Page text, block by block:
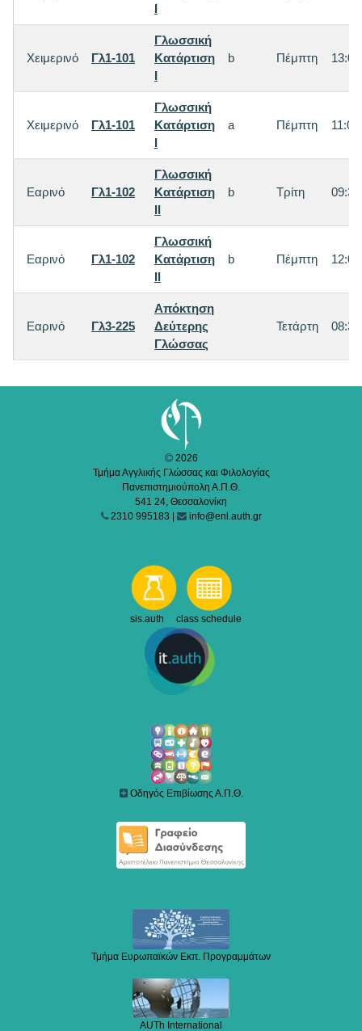
I
Χειμερινό Γλ1-101
Γλωσσική
Κατάρτιση
I
b Πέμπτη 13:00
Χειμερινό Γλ1-101
Γλωσσική
Κατάρτιση
I
a Πέμπτη 11:00
Εαρινό Γλ1-102
Γλωσσική
Κατάρτιση
IΙ
b Τρίτη 09:30
Εαρινό Γλ1-102
Γλωσσική
Κατάρτιση
IΙ
b Πέμπτη 12:00
Εαρινό Γλ3-225
Aπόκτηση
Δεύτερης
Γλώσσας
Τετάρτη 08:30
2026
Τμήμα Αγγλικής Γλώσσας και Φιλολογίας
Πανεπιστημιούπολη Α.Π.Θ.
541 24, Θεσσαλονίκη
2310 995183 |
info@enl.auth.gr
sis.auth class schedule
Οδηγός Επιβίωσης Α.Π.Θ.
Τμήμα Ευρωπαϊκών Εκπ. Προγραμμάτων
AUTh International